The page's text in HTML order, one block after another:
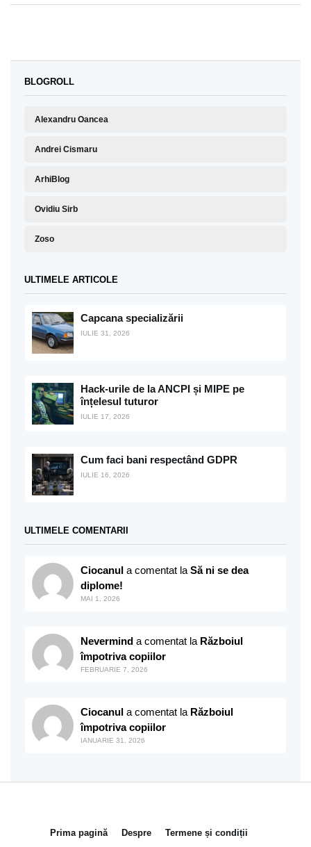
BLOGROLL
Alexandru Oancea
Andrei Cismaru
ArhiBlog
Ovidiu Sirb
Zoso
ULTIMELE ARTICOLE
Capcana specializării
IULIE 31, 2026
Hack-urile de la ANCPI și MIPE pe
înțelesul tuturor
IULIE 17, 2026
Cum faci bani respectând GDPR
IULIE 16, 2026
ULTIMELE COMENTARII
Ciocanul a comentat la Să ni se dea
diplome!
MAI 1, 2026
Nevermind a comentat la Războiul
împotriva copiilor
FEBRUARIE 7, 2026
Ciocanul a comentat la Războiul
împotriva copiilor
IANUARIE 31, 2026
Prima pagină Despre
Termene și condiții